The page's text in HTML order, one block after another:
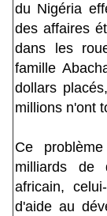
du Nigéria
des affaires
dans les
famille
dollars
millions n'ont
Ce
milliards de
africain,
d'aide au